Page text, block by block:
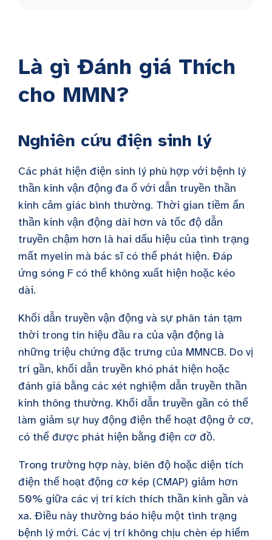
Là gì Đánh giá Thích
cho MMN?
Nghiên cứu điện sinh lý
Các phát hiện điện sinh lý phù hợp với bệnh lý
thần kinh vận động đa ổ với dẫn truyền thần
kinh cảm giác bình thường. Thời gian tiềm ẩn
thần kinh vận động dài hơn và tốc độ dẫn
truyền chậm hơn là hai dấu hiệu của tình trạng
mất myelin mà bác sĩ có thể phát hiện. Đáp
ứng sóng F có thể không xuất hiện hoặc kéo
dài.
Khối dẫn truyền vận động và sự phân tán tạm
thời trong tín hiệu đầu ra của vận động là
những triệu chứng đặc trưng của MMNCB. Do vị
trí gần, khối dẫn truyền khó phát hiện hoặc
đánh giá bằng các xét nghiệm dẫn truyền thần
kinh thông thường. Khối dẫn truyền gần có thể
làm giảm sự huy động điện thế hoạt động ở cơ,
có thể được phát hiện bằng điện cơ đồ.
Trong trường hợp này, biên độ hoặc diện tích
điện thế hoạt động cơ kép (CMAP) giảm hơn
50% giữa các vị trí kích thích thần kinh gần và
xa. Điều này thường báo hiệu một tình trạng
bệnh lý mới. Các vị trí không chịu chèn ép hiếm